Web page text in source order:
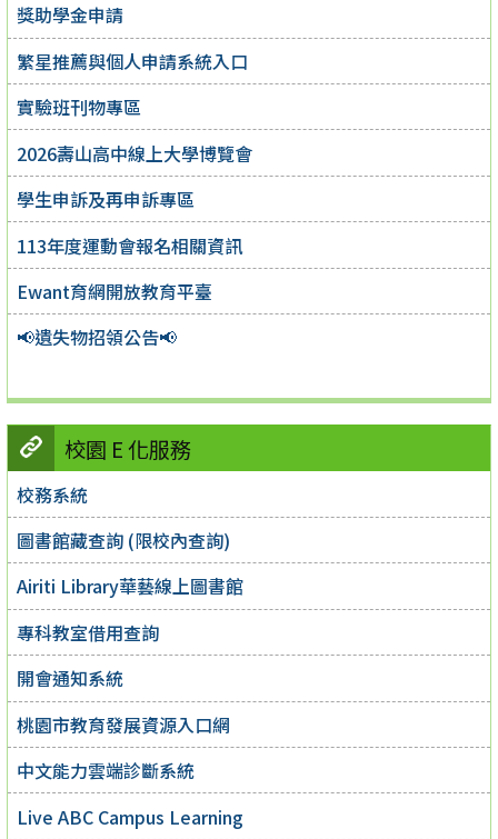
獎助學金申請
繁星推薦與個人申請系統入口
實驗班刊物專區
2026壽山高中線上大學博覽會
學生申訴及再申訴專區
113年度運動會報名相關資訊
Ewant育網開放教育平臺
📢遺失物招領公告📢
校園 E 化服務
校務系統
圖書館藏查詢 (限校內查詢)
Airiti Library華藝線上圖書館
專科教室借用查詢
開會通知系統
桃園市教育發展資源入口網
中文能力雲端診斷系統
Live ABC Campus Learning